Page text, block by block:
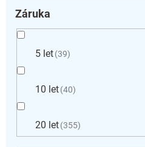
Záruka
5 let 39
10 let 40
20 let 355